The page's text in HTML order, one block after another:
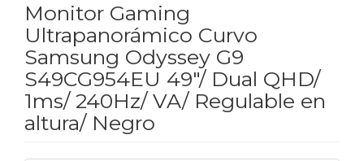
Monitor Gaming
Ultrapanorámico Curvo
Samsung Odyssey G9
S49CG954EU 49"/ Dual QHD/
1ms/ 240Hz/ VA/ Regulable en
altura/ Negro